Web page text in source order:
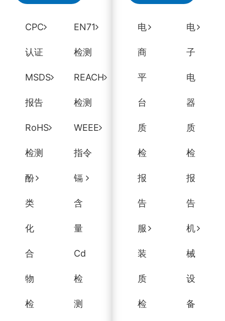
CPC
认证
EN71
检测
MSDS
报告
REACH
检测
RoHS
检测
WEEE
指令
酚
类
化
合
物
检
镉
含
量
Cd
检
测
电
商
平
台
质
检
报
告
电
子
电
器
质
检
报
告
服
装
质
检
机
械
设
备